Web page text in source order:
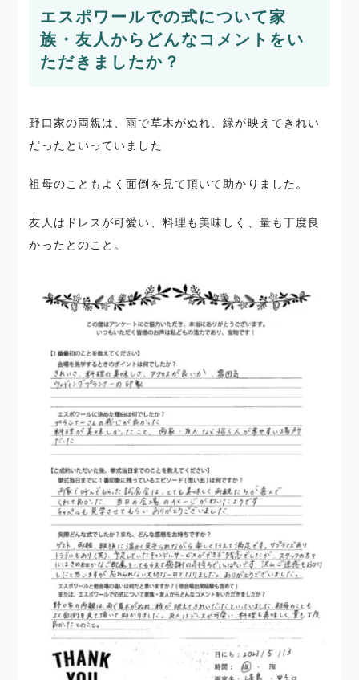
エスポワールでの式について家
族・友人からどんなコメントをい
ただきましたか？
野口家の両親は、雨で草木がぬれ、緑が映えてきれい
だったといっていました
祖母のこともよく面倒を見て頂いて助かりました。
友人はドレスが可愛い、料理も美味しく、量も丁度良
かったとのこと。